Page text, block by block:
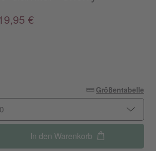
€
Größentabelle
In den Warenkorb